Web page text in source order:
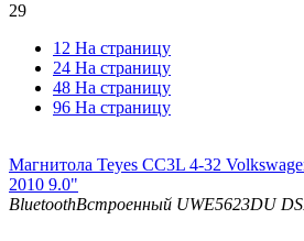
29
12 На страницу
24 На страницу
48 На страницу
96 На страницу
Магнитола Teyes CC3L 4-32
2010 9.0"
BluetoothВстроенный UWE5623DU